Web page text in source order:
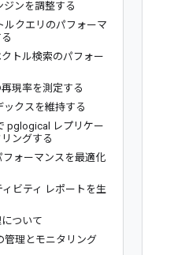
ジンを調整する
ルクエリのパフォーマ
トル検索のパフォー
現率を測定する
ックスを維持する
pglogical レプリケー
ングする
フォーマンスを最適化
ィビティ レポートを生
ついて
管理とモニタリング